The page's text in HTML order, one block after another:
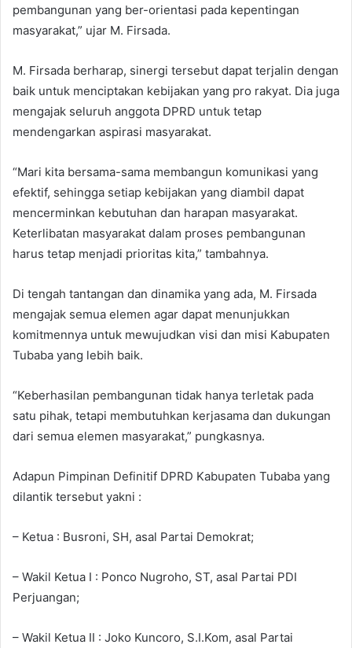
pembangunan yang ber-orientasi pada kepentingan
masyarakat,” ujar M. Firsada.
M. Firsada berharap, sinergi tersebut dapat terjalin dengan
baik untuk menciptakan kebijakan yang pro rakyat. Dia juga
mengajak seluruh anggota DPRD untuk tetap
mendengarkan aspirasi masyarakat.
“Mari kita bersama-sama membangun komunikasi yang
efektif, sehingga setiap kebijakan yang diambil dapat
mencerminkan kebutuhan dan harapan masyarakat.
Keterlibatan masyarakat dalam proses pembangunan
harus tetap menjadi prioritas kita,” tambahnya.
Di tengah tantangan dan dinamika yang ada, M. Firsada
mengajak semua elemen agar dapat menunjukkan
komitmennya untuk mewujudkan visi dan misi Kabupaten
Tubaba yang lebih baik.
“Keberhasilan pembangunan tidak hanya terletak pada
satu pihak, tetapi membutuhkan kerjasama dan dukungan
dari semua elemen masyarakat,” pungkasnya.
Adapun Pimpinan Definitif DPRD Kabupaten Tubaba yang
dilantik tersebut yakni :
– Ketua : Busroni, SH, asal Partai Demokrat;
– Wakil Ketua I : Ponco Nugroho, ST, asal Partai PDI
Perjuangan;
– Wakil Ketua II : Joko Kuncoro, S.I.Kom, asal Partai